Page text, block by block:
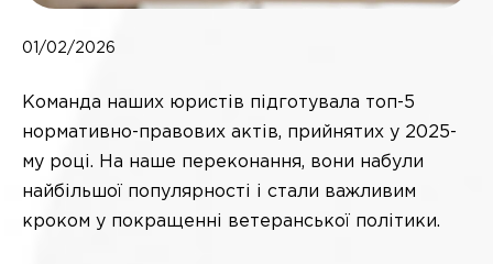
01/02/2026
Команда наших юристів підготувала топ-5
нормативно-правових актів, прийнятих у 2025-
му році. На наше переконання, вони набули
найбільшої популярності і стали важливим
кроком у покращенні ветеранської політики.